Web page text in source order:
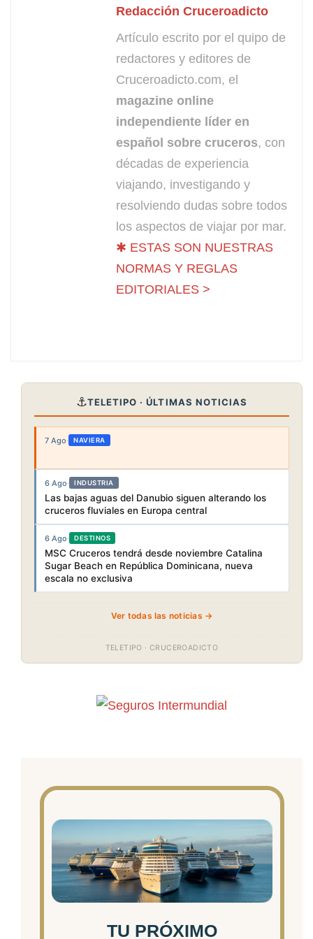
Redacción Cruceroadicto
Artículo escrito por el quipo de
redactores y editores de
Cruceroadicto.com, el
magazine online
independiente líder en
español sobre cruceros, con
décadas de experiencia
viajando, investigando y
resolviendo dudas sobre todos
los aspectos de viajar por mar.
✱ ESTAS SON NUESTRAS
NORMAS Y REGLAS
EDITORIALES >
⚓TELETIPO · ÚLTIMAS NOTICIAS
7 Ago· NAVIERA
6 Ago· INDUSTRIA
Las bajas aguas del Danubio siguen alterando los
cruceros fluviales en Europa central
6 Ago· DESTINOS
MSC Cruceros tendrá desde noviembre Catalina
Sugar Beach en República Dominicana, nueva
escala no exclusiva
Ver todas las noticias →
TELETIPO · CRUCEROADICTO